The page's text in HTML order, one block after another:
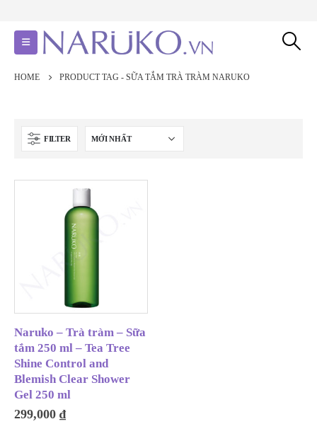
HOME PRODUCT TAG - SỮA TẮM TRÀ TRÀM NARUKO
FILTER
Naruko – Trà tràm – Sữa
tắm 250 ml – Tea Tree
Shine Control and
Blemish Clear Shower
Gel 250 ml
299,000 ₫